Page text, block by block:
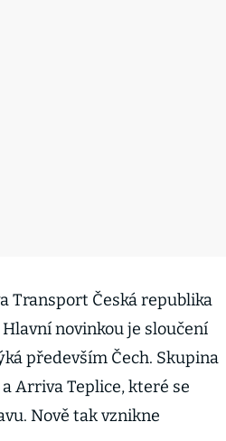
Transport Česká republika
novinkou je sloučení
především Čech. Skupina
Arriva Teplice, které se
Nově tak vznikne